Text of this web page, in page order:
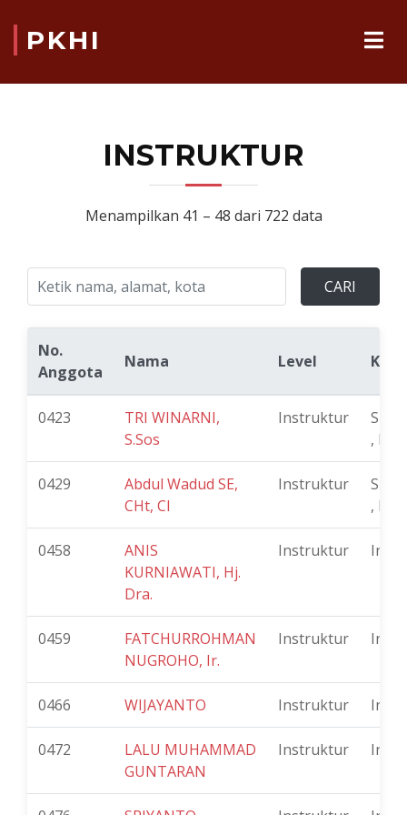
PKHI
INSTRUKTUR
Menampilkan 41 – 48 dari 722 data
CARI
No.
Anggota
Nama Level Kota
0423
TRI WINARNI,
S.Sos
Instruktur
,
0429
Abdul Wadud SE,
CHt, CI
Instruktur
,
0458
ANIS
KURNIAWATI, Hj.
Dra.
Instruktur
0459
FATCHURROHMAN
NUGROHO, Ir.
Instruktur
0466 WIJAYANTO Instruktur
0472
LALU MUHAMMAD
GUNTARAN
Instruktur